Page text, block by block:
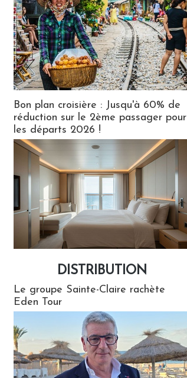
Bon plan croisière : Jusqu'à 60% de
réduction sur le 2ème passager pour
les départs 2026 !
DISTRIBUTION
Le groupe Sainte-Claire rachète
Eden Tour